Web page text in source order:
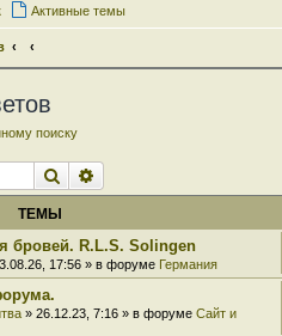
Активные темы
поиску
Поиск
ТЕМЫ
бровей. R.L.S. Solingen
17:56 » в форуме Германия
» 26.12.23, 7:16 » в форуме Сайт и